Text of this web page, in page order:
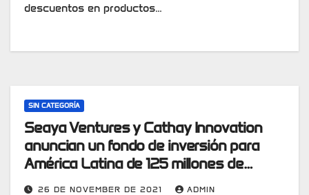
descuentos en productos…
SIN CATEGORÍA
Seaya Ventures y Cathay Innovation
anuncian un fondo de inversión para
América Latina de 125 millones de
dólares
26 DE NOVEMBER DE 2021 ADMIN